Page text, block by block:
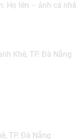
Họ tên – ảnh cá
Khê, TP. Đà Nẵng
TP. Đà Nẵng